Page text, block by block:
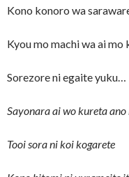
Kono konoro wa
Kyou mo machi wa ai
Sorezore ni egaite yuku…
Sayonara ai wo kureta
Tooi sora ni koi kogarete